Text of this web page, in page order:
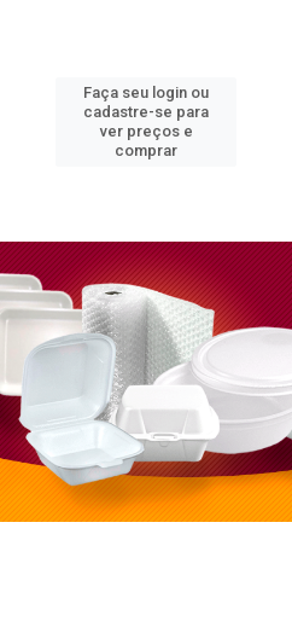
Faça seu login ou
cadastre-se para
ver preços e
comprar